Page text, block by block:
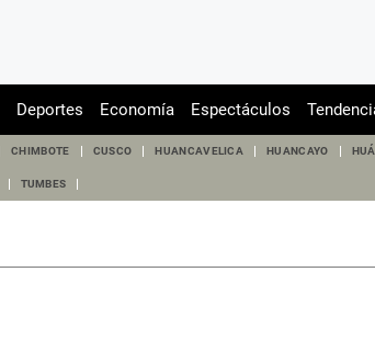
Deportes Economía Espectáculos
CHIMBOTE CUSCO HUANCAVELICA HUANCAYO
TUMBES